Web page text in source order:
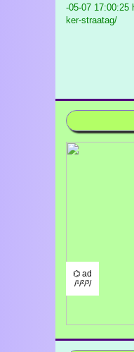
-05-07 17:00:25
ker-straatag/
⌬ ad
/¹/²/³/